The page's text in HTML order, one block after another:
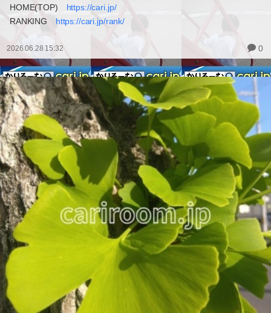
HOME(TOP) https://cari.jp/
RANKING https://cari.jp/rank/
2026.06.28 15:32 0